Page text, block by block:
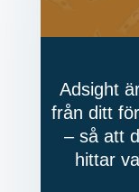
Adsight
från ditt
– så att
hittar